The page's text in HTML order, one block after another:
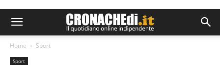
Home Sport
Sport